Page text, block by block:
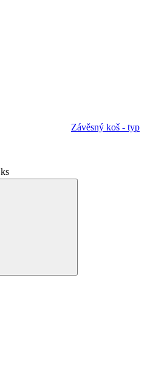
Závěsný koš - typ
ks